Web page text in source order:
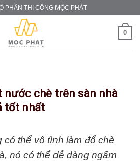
PHẦN THI CÔNG MỘC PHÁT
0
nước chè trên sàn nhà
tốt nhất
có thể vô tình làm đổ chè
nó có thể dễ dàng ngấm